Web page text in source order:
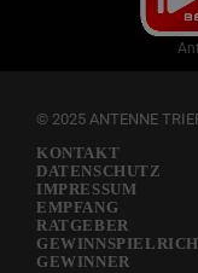
© 2025 ANTENNE
KONTAKT
DATENSCHUTZ
IMPRESSUM
EMPFANG
RATGEBER
GEWINNER